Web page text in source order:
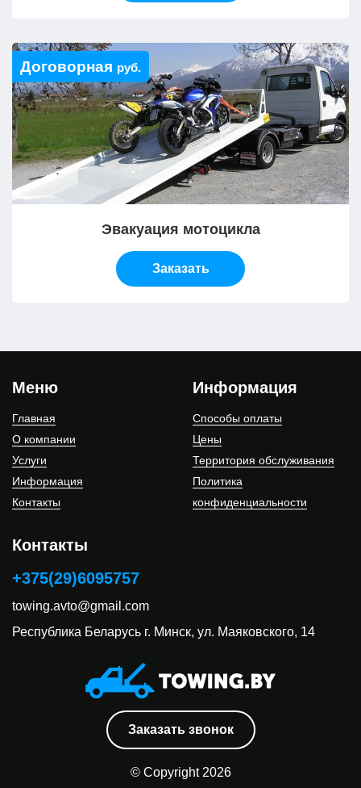
Договорная руб.
Эвакуация мотоцикла
Заказать
Меню
Главная
О компании
Услуги
Информация
Контакты
Информация
Способы оплаты
Цены
Территория обслуживания
Политика
конфиденциальности
Контакты
+375(29)6095757
towing.avto@gmail.com
Республика Беларусь г. Минск, ул. Маяковского, 14
Заказать звонок
© Copyright 2026